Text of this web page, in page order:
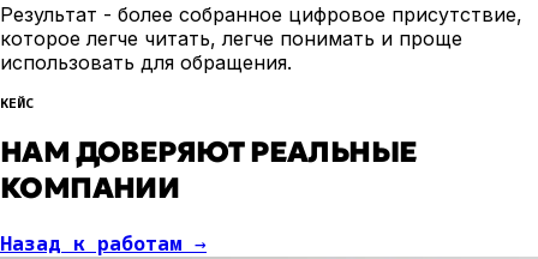
Результат - более собранное цифровое присутствие,
которое легче читать, легче понимать и проще
использовать для обращения.
КЕЙС
НАМ ДОВЕРЯЮТ РЕАЛЬНЫЕ
КОМПАНИИ
Назад к работам →